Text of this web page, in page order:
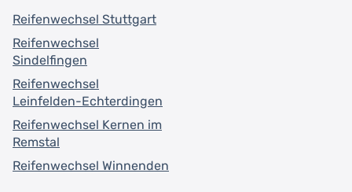
Reifenwechsel Stuttgart
Reifenwechsel
Sindelfingen
Reifenwechsel
Leinfelden-Echterdingen
Reifenwechsel Kernen im
Remstal
Reifenwechsel Winnenden